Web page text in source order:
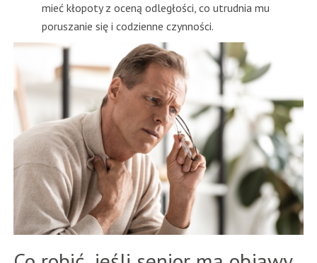
mieć kłopoty z oceną odległości, co utrudnia mu
poruszanie się i codzienne czynności.